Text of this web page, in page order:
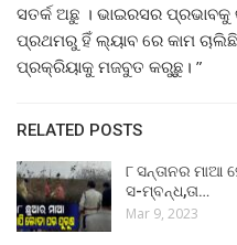
ସତର୍କ ଅଛୁ । ଭାଇରସର ପ୍ରଭାବକୁ
ପ୍ରଥମରୁ ହିଁ ଲ୍ୟାବ ରେ କାମ
ପ୍ରକ୍ରିୟାକୁ ମଜବୁତ କରୁଛୁ। ”
RELATED POSTS
୮ ସନ୍ତାନର ମାଆ
ସ-ମ୍ବନ୍ଧ,ତା…
Mar 9, 2023